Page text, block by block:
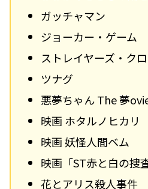
ガッチャマン
ジョーカー・ゲーム
ストレイヤーズ・ク
ツナグ
悪夢ちゃん The 夢
映画 ホタルノヒカリ
映画 妖怪人間ベム
映画「ST赤と白の捜
花とアリス殺人事件